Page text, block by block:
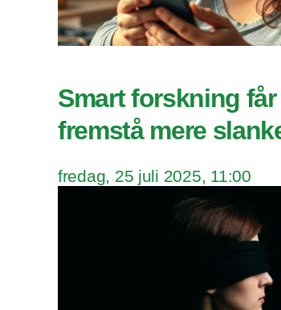
Smart forskning
fremstå mere
fredag, 25 juli 2025, 11:00